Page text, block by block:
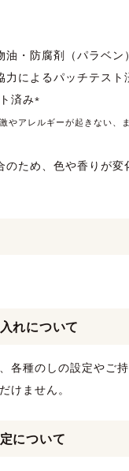
油・防腐剤（パラベ
力によるパッチテス
済み*
やアレルギーが起きない
のため、色や香りが
れについて
各種のしの設定やご
けません。
について